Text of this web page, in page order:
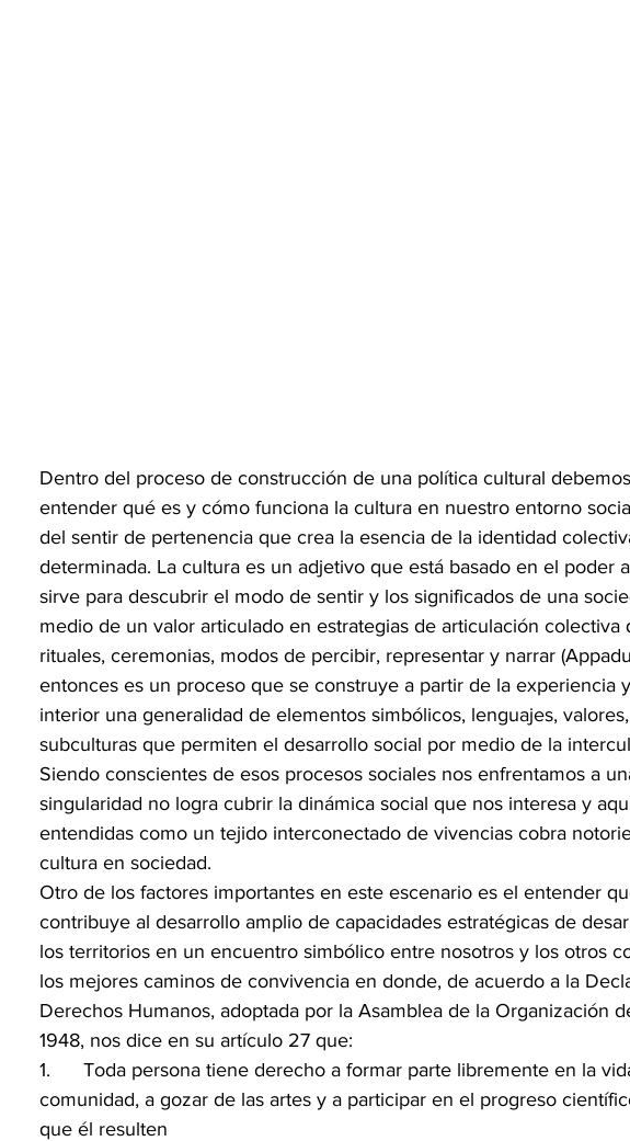
Dentro del proceso de construcción de una política cultural
entender qué es y cómo funciona la cultura en nuestro entorno
del sentir de pertenencia que crea la esencia de la identidad
determinada. La cultura es un adjetivo que está basado en el poder
sirve para descubrir el modo de sentir y los significados de una
medio de un valor articulado en estrategias de articulación colectiva
rituales, ceremonias, modos de percibir, representar y narrar
entonces es un proceso que se construye a partir de la experiencia
interior una generalidad de elementos simbólicos, lenguajes,
subculturas que permiten el desarrollo social por medio de la
Siendo conscientes de esos procesos sociales nos enfrentamos a
singularidad no logra cubrir la dinámica social que nos interesa y
entendidas como un tejido interconectado de vivencias cobra
cultura en sociedad.
Otro de los factores importantes en este escenario es el entender
contribuye al desarrollo amplio de capacidades estratégicas de
los territorios en un encuentro simbólico entre nosotros y los otros
los mejores caminos de convivencia en donde, de acuerdo a la
Derechos Humanos, adoptada por la Asamblea de la Organización
1948, nos dice en su artículo 27 que:
1.	Toda persona tiene derecho a formar parte libremente en la vida cultural de la
comunidad, a gozar de las artes y a participar en el progreso
que él resulten